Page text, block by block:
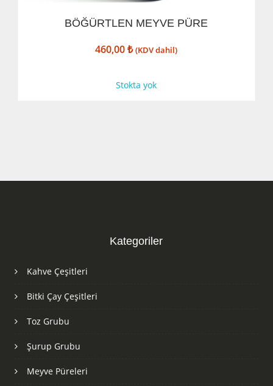
BÖĞÜRTLEN MEYVE PÜRE
460,00₺ (KDV dahil)
Stokta yok
Kategoriler
Kahve Çeşitleri
Bitki Çay Çeşitleri
Toz Grubu
Şurup Grubu
Meyve Püreleri